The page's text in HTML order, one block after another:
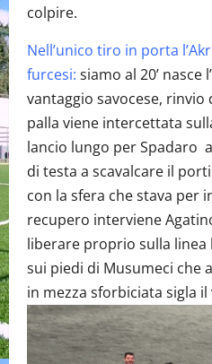
colpire.
Nell’unico tiro in porta
furcesi: siamo al 20’ nasce
vantaggio savocese, rinvio
palla viene intercettata
lancio lungo per Spadaro
di testa a scavalcare il
con la sfera che stava per
recupero interviene
liberare proprio sulla linea
sui piedi di Musumeci che
in mezza sforbiciata sigla